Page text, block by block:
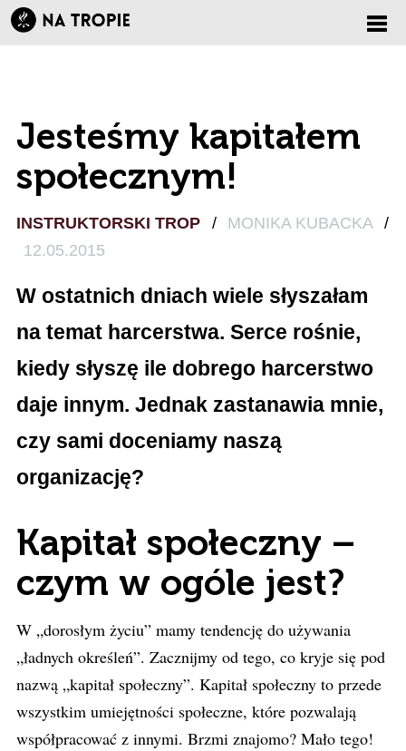
Jesteśmy kapitałem
społecznym!
INSTRUKTORSKI TROP / MONIKA KUBACKA /
12.05.2015
W ostatnich dniach wiele słyszałam
na temat harcerstwa. Serce rośnie,
kiedy słyszę ile dobrego harcerstwo
daje innym. Jednak zastanawia mnie,
czy sami doceniamy naszą
organizację?
Kapitał społeczny –
czym w ogóle jest?
W „dorosłym życiu” mamy tendencję do używania
„ładnych określeń”. Zacznijmy od tego, co kryje się pod
nazwą „kapitał społeczny”. Kapitał społeczny to przede
wszystkim umiejętności społeczne, które pozwalają
współpracować z innymi. Brzmi znajomo? Mało tego!